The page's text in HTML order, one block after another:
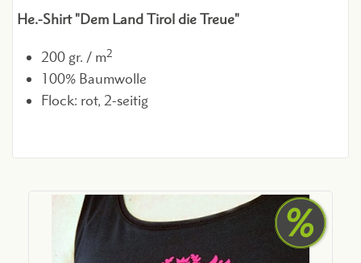
He.-Shirt "Dem Land Tirol die Treue"
200 gr. / m2
100% Baumwolle
Flock: rot, 2-seitig